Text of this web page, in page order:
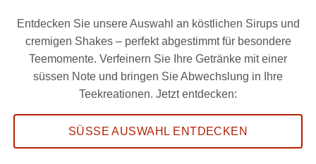
Entdecken Sie unsere Auswahl an köstlichen Sirups und
cremigen Shakes – perfekt abgestimmt für besondere
Teemomente. Verfeinern Sie Ihre Getränke mit einer
süssen Note und bringen Sie Abwechslung in Ihre
Teekreationen. Jetzt entdecken:
SÜSSE AUSWAHL ENTDECKEN